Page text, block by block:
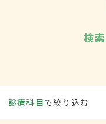
検
診療科目で絞り込む